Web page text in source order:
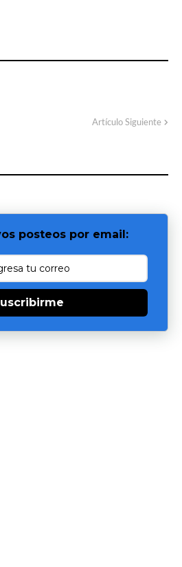
Artículo Siguiente
posteos por email: